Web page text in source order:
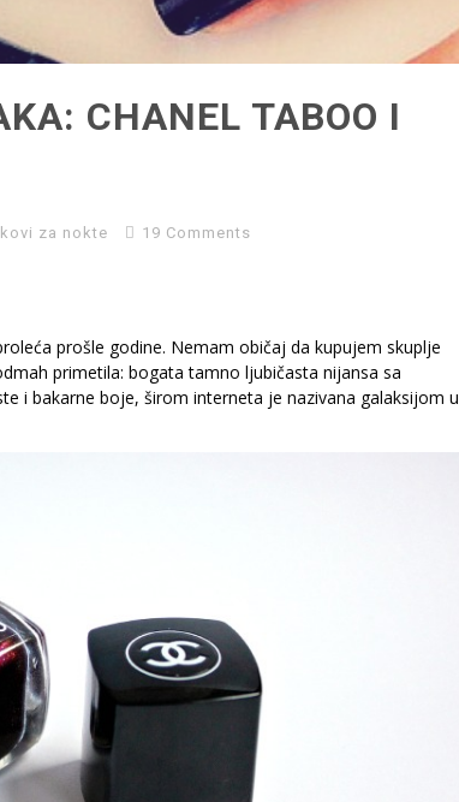
CHANEL TABOO I
za nokte 19 Comments
prošle godine. Nemam običaj da kupujem skuplje
primetila: bogata tamno ljubičasta nijansa sa
i bakarne boje, širom interneta je nazivana galaksijom u